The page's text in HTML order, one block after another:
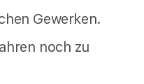
Gewerken.
noch zu